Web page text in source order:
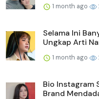
1 month ago
Selama Ini
Ungkap Arti
1 month ago
Bio Instagram
Brand